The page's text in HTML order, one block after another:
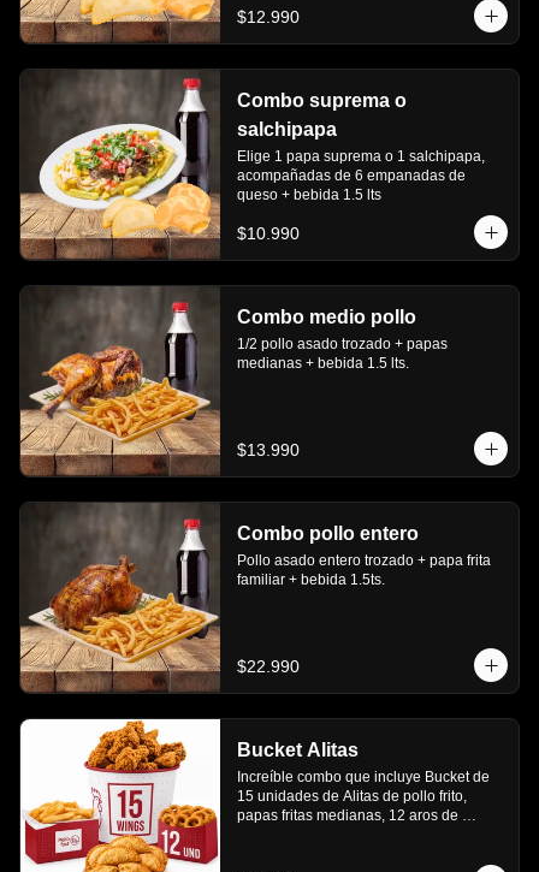
$12.990
Combo suprema o
salchipapa
Elige 1 papa suprema o 1 salchipapa,
acompañadas de 6 empanadas de
queso + bebida 1.5 lts
$10.990
Combo medio pollo
1/2 pollo asado trozado + papas
medianas + bebida 1.5 lts.
$13.990
Combo pollo entero
Pollo asado entero trozado + papa frita
familiar + bebida 1.5ts.
$22.990
Bucket Alitas
Increíble combo que incluye Bucket de
15 unidades de Alitas de pollo frito,
papas fritas medianas, 12 aros de